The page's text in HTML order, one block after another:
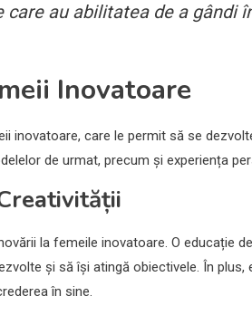
au abilitatea de a gândi
Inovatoare
inovatoare, care le permit să se
de urmat, precum și experiența
la femeile inovatoare. O educație
și să își atingă obiectivele. În plus,
în sine.